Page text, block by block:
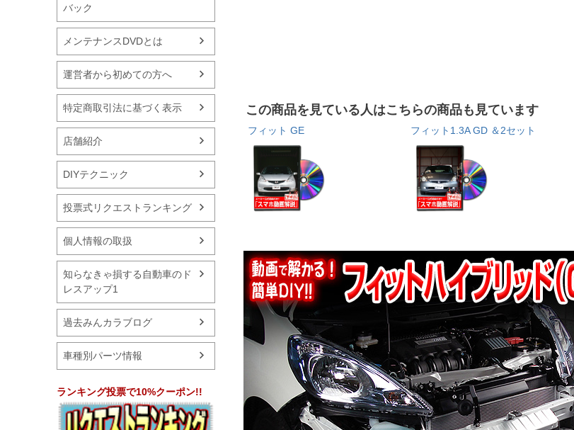
バック
メンテナンスDVDとは
運営者から初めての方へ
特定商取引法に基づく表示
店舗紹介
DIYテクニック
投票式リクエストランキング
個人情報の取扱
知らなきゃ損する自動車のド
レスアップ1
過去みんカラブログ
車種別パーツ情報
ランキング投票で10%クーポン!!
この商品を見ている人はこちらの商品も見ています
フィット GE フィット1.3A GD ＆2セット